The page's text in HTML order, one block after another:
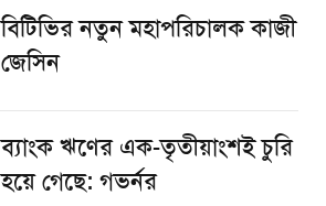
বিটিভির নতুন মহাপরিচালক কাজী
জেসিন
ব্যাংক ঋণের এক-তৃতীয়াংশই চুরি
হয়ে গেছে: গভর্নর